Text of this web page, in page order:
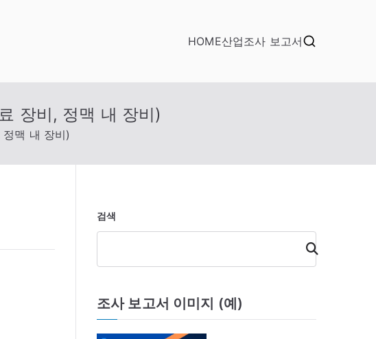
HOME산업조사 보고서
장비, 정맥 내 장비)
맥 내 장비)
검색
검
색
조사 보고서 이미지 (예)